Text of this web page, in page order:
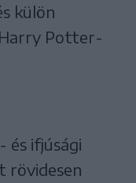
külön
Potter-
és ifjúsági
rövidesen